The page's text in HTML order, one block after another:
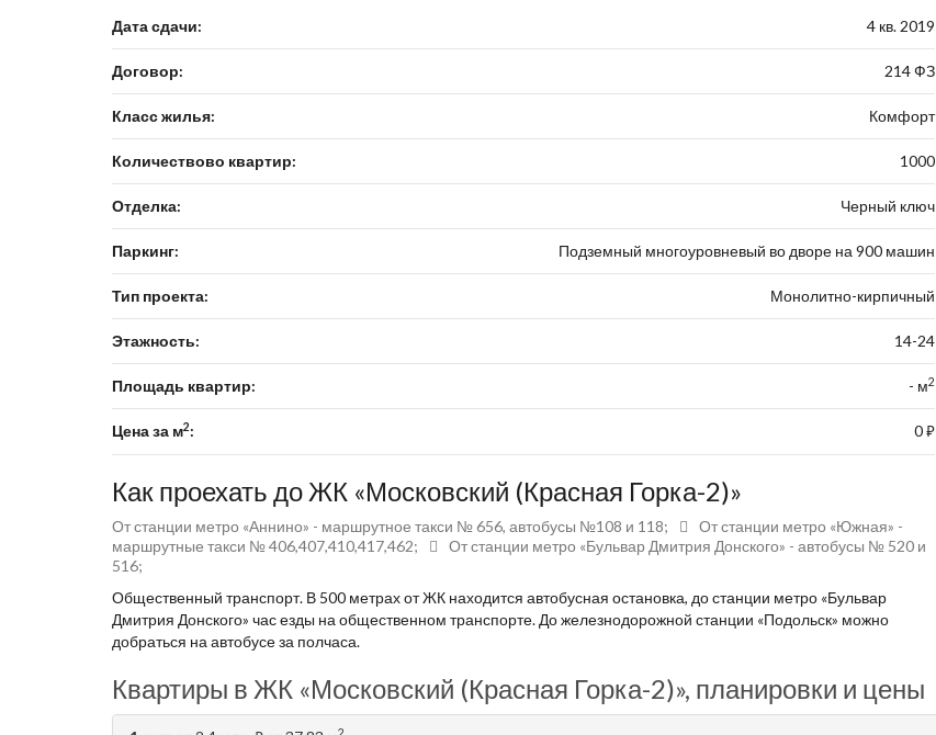
Дата сдачи: 4 кв. 2019
Договор: 214 ФЗ
Класс жилья: Комфорт
Количествово квартир: 1000
Отделка: Черный ключ
Паркинг: Подземный многоуровневый во дворе на 900 машин
Тип проекта: Монолитно-кирпичный
Этажность: 14-24
Площадь квартир: - м2
Цена за м2: 0⃏
Как проехать до ЖК «Московский (Красная Горка-2)»
От станции метро «Аннино» - маршрутное такси № 656, автобусы №108 и 118;
От станции метро «Южная» -
маршрутные такси № 406,407,410,417,462;
От станции метро «Бульвар Дмитрия Донского» - автобусы № 520 и
516;
Общественный транспорт. В 500 метрах от ЖК находится автобусная остановка, до станции метро «Бульвар
Дмитрия Донского» час езды на общественном транспорте. До железнодорожной станции «Подольск» можно
добраться на автобусе за полчаса.
Квартиры в ЖК «Московский (Красная Горка-2)», планировки и цены